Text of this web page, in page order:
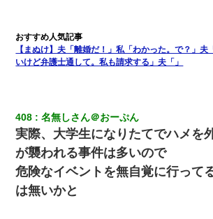
【まぬけ】夫「離婚だ！」私「わかった。で？」夫
いけど弁護士通して。私も請求する」夫「」
408 名無しさん＠おーぷん
実際、大学生になりたてでハメを
が襲われる事件は多いので
危険なイベントを無自覚に行って
は無いかと